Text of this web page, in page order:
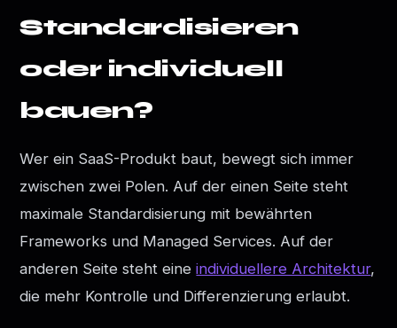
Standardisieren
oder individuell
bauen?
Wer ein SaaS-Produkt baut, bewegt sich immer
zwischen zwei Polen. Auf der einen Seite steht
maximale Standardisierung mit bewährten
Frameworks und Managed Services. Auf der
anderen Seite steht eineindividuellere Architektur,
die mehr Kontrolle und Differenzierung erlaubt.